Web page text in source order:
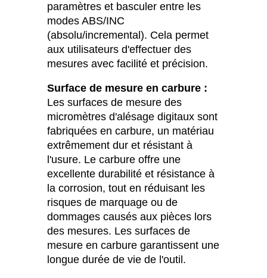
paramètres et basculer entre les
modes ABS/INC
(absolu/incremental). Cela permet
aux utilisateurs d'effectuer des
mesures avec facilité et précision.
Surface de mesure en carbure :
Les surfaces de mesure des
micromètres d'alésage digitaux sont
fabriquées en carbure, un matériau
extrêmement dur et résistant à
l'usure. Le carbure offre une
excellente durabilité et résistance à
la corrosion, tout en réduisant les
risques de marquage ou de
dommages causés aux pièces lors
des mesures. Les surfaces de
mesure en carbure garantissent une
longue durée de vie de l'outil.